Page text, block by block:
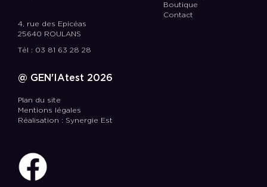
4, rue des Epicéas
25640 ROULANS
Tél : 03 81 63 28 28
Boutique
Contact
@ GEN'IAtest 2026
Plan du site
Mentions légales
Réalisation : Synergie Est